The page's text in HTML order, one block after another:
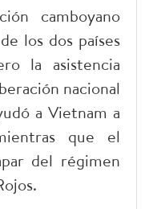
camboyano
los dos países
la asistencia
nacional
a Vietnam a
que el
del régimen